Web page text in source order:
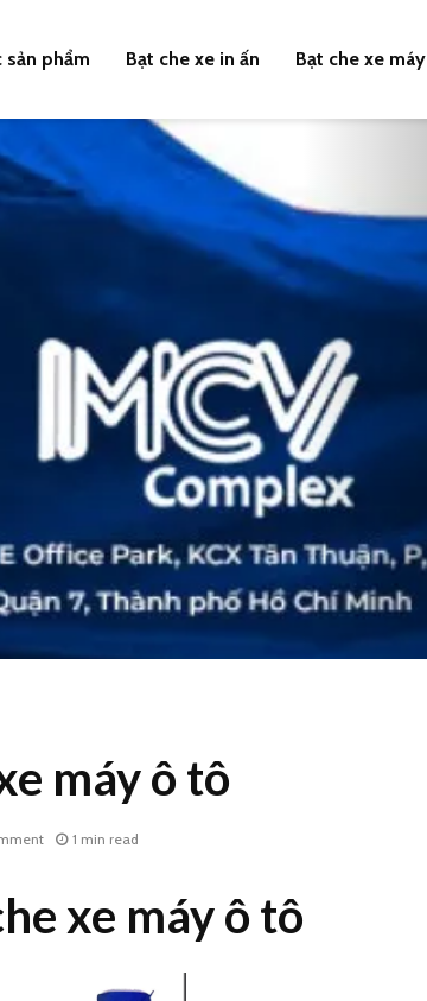
sản phẩm Bạt che xe in ấn Bạt che xe máy
máy ô tô
1 min read
xe máy ô tô